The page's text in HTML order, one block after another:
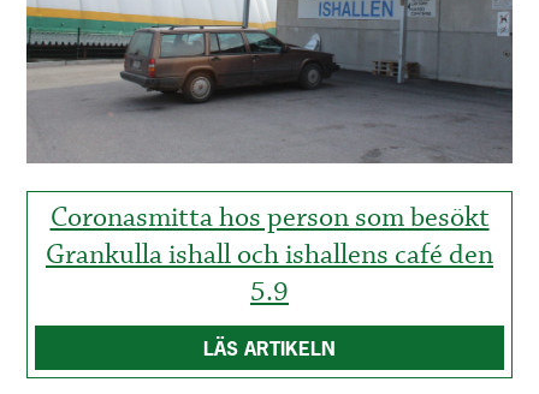
HISTORIA
HISTORIA
YLEINEN
ALLMÄN
MAINOSTAJILLE
FÖR
ANNONSÖRER
Coronasmitta hos person som besökt
Grankulla ishall och ishallens café den
5.9
LÄS ARTIKELN